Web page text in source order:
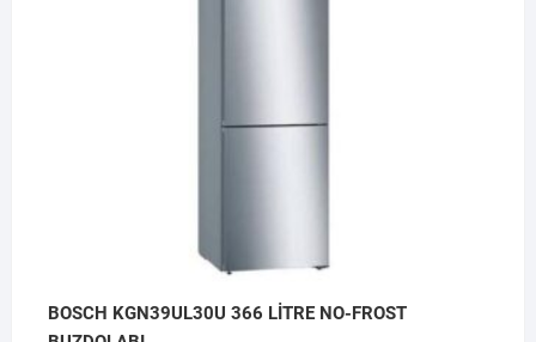
BOSCH KGN39UL30U 366 LİTRE NO-FROST